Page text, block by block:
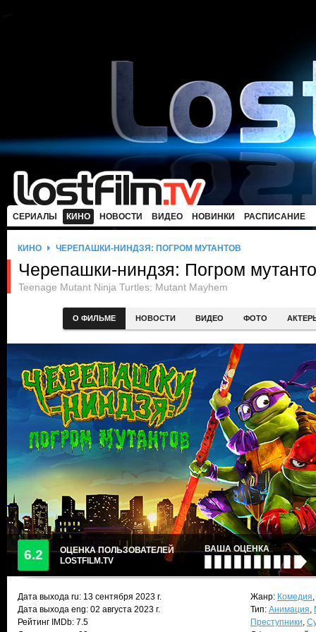
СЕРИАЛЫ КИНО НОВОСТИ ВИДЕО НОВИНКИ РАСПИСАНИЕ
КИНО ЧЕРЕПАШКИ-НИНДЗЯ: ПОГРОМ МУТАНТОВ
Черепашки-ниндзя: Погром
Teenage Mutant Ninja Turtles: Mutant Mayhem
О ФИЛЬМЕ НОВОСТИ ВИДЕО ФОТО
6.2
ОЦЕНКА ПОЛЬЗОВАТЕЛЕЙ
LOSTFILM.TV
ВАША ОЦЕНКА
Дата выхода ru: 13 сентября 2023 г.
Дата выхода eng: 02 августа 2023 г.
Рейтинг IMDb: 7.5
Жанр: Комедия,
Тип: Анимация,
Преступники,